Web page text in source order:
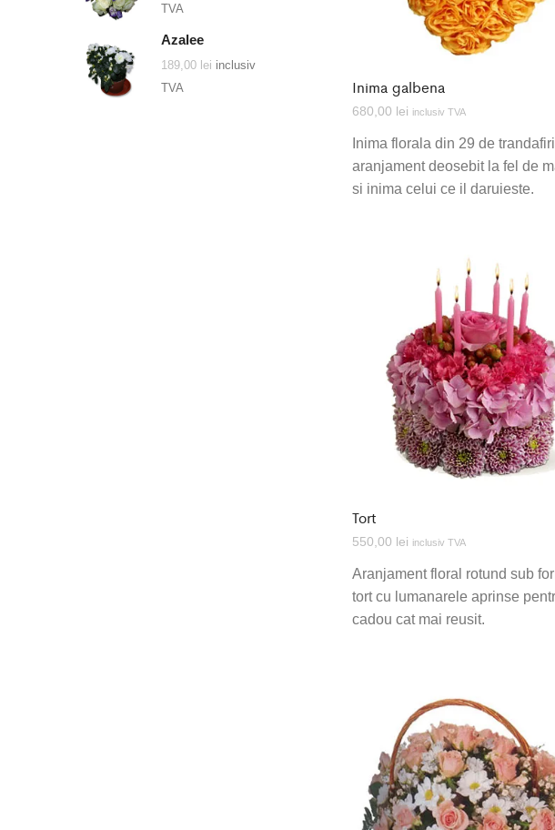
Inima galbena
680,00 lei inclusiv TVA
Inima florala din 29 de
aranjament deosebit la fel de
si inima celui ce il daruieste.
Tort
550,00 lei inclusiv TVA
Aranjament floral rotund sub
tort cu lumanarele aprinse
cadou cat mai reusit.
TVA
Azalee
189,00 lei inclusiv
TVA